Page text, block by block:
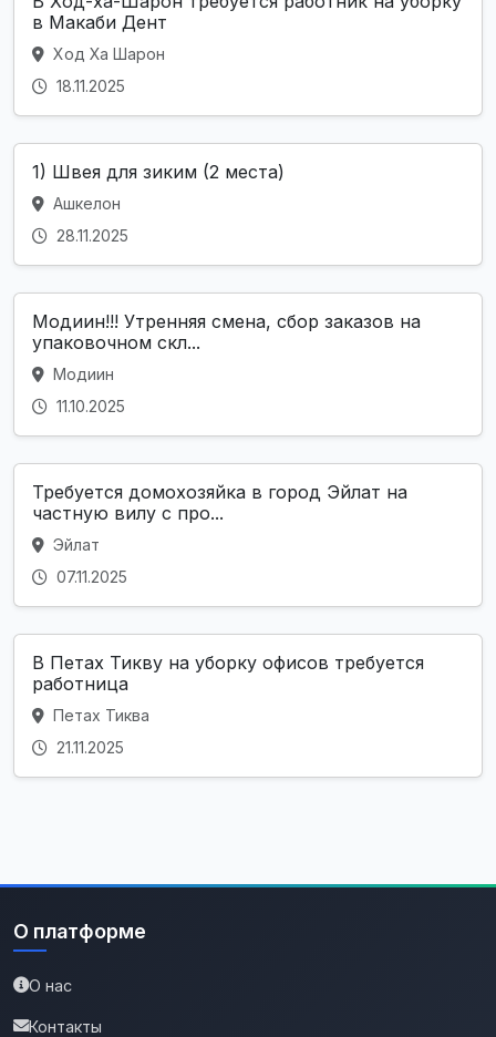
в Макаби Дент
Ход Ха Шарон
18.11.2025
1) Швея для зиким (2 места)
Ашкелон
28.11.2025
Модиин!!! Утренняя смена, сбор заказов на
упаковочном скл...
Модиин
11.10.2025
Требуется домохозяйка в город Эйлат на
частную вилу с про...
Эйлат
07.11.2025
В Петах Тикву на уборку офисов требуется
работница
Петах Тиква
21.11.2025
О платформе
О нас
Контакты